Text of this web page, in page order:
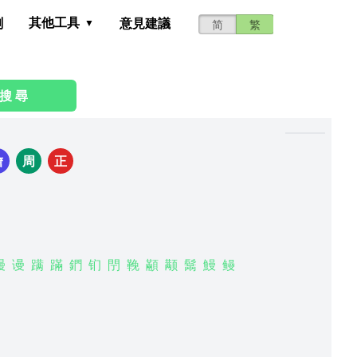
简 繁
其他工具 意見建議
尋
周 正
谩 蹒 蹣 鍆 钔 閅 鞔 顢 颟 鬗 鰻 鳗